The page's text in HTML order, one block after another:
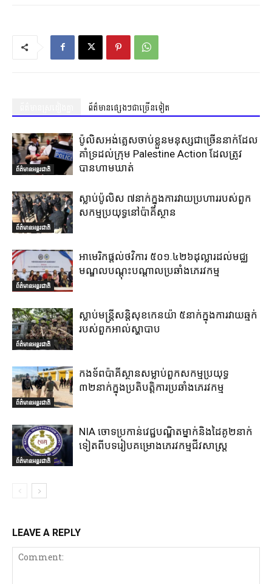
ព័ត៌មានផ្សេងៗជាច្រើនទៀត
ព័ត៌មានអន្តរជាតិ
ប៉ូលិសអង់គ្លេសចាប់ខ្លួនមនុស្សជាច្រើននាក់ដែល
គាំទ្រដល់ក្រុម Palestine Action ដែលត្រូវ
បានហាមឃាត់
ព័ត៌មានអន្តរជាតិ
ស្លាប់ប៉ូលិស ៧នាក់ក្នុងការវាយប្រហាររបស់ពួក
សកម្មប្រយុទ្ធនៅប៉ាគីស្ថាន
ព័ត៌មានអន្តរជាតិ
អាមេរិកផ្តល់ថវិការ ៥០១.៤២៦ដុល្លារដល់មជ្ឈ
មណ្ឌលបណ្តុះបណ្តាលប្រឆាំងភេរវកម្ម
ព័ត៌មានអន្តរជាតិ
ស្លាប់មន្ត្រីសន្តិសុខកេនយ៉ា ៥នាក់ក្នុងការវាយឆ្មក់
របស់ពួកអាល់ស្ហាបាប
ព័ត៌មានអន្តរជាតិ
កងទ័ពប៉ាគីស្ថានសម្លាប់ពួកសកម្មប្រយុទ្ធ
៣២នាក់ក្នុងប្រតិបត្តិការប្រឆាំងភេរវកម្ម
ព័ត៌មានអន្តរជាតិ
NIA ចោទប្រកាន់វេជ្ជបណ្ឌិតម្នាក់និងដៃគូ២នាក់
ទៀតពីបទរៀបគម្រោងភេរវកម្មជីវសាស្ត្រ
LEAVE A REPLY